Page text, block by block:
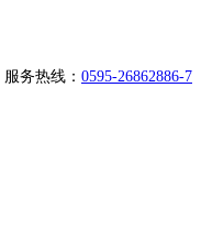
服务热线： 0595-26862886-7